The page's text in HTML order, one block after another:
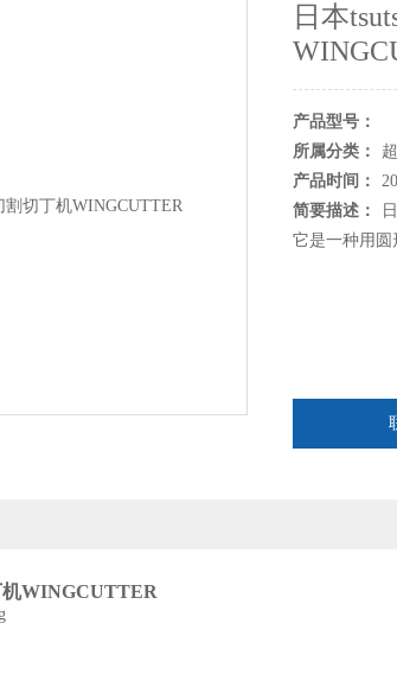
日本
产品型号：
所属分类：
产品时间：
简要描述：
它是一种用圆
机WINGCUTTER